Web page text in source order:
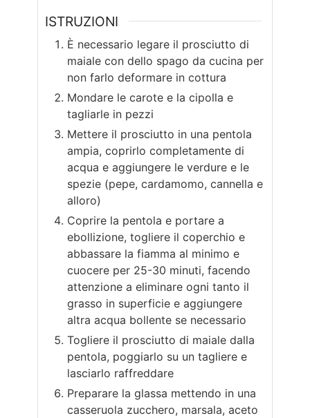
ISTRUZIONI
È necessario legare il prosciutto di
maiale con dello spago da cucina per
non farlo deformare in cottura
Mondare le carote e la cipolla e
tagliarle in pezzi
Mettere il prosciutto in una pentola
ampia, coprirlo completamente di
acqua e aggiungere le verdure e le
spezie (pepe, cardamomo, cannella e
alloro)
Coprire la pentola e portare a
ebollizione, togliere il coperchio e
abbassare la fiamma al minimo e
cuocere per 25-30 minuti, facendo
attenzione a eliminare ogni tanto il
grasso in superficie e aggiungere
altra acqua bollente se necessario
Togliere il prosciutto di maiale dalla
pentola, poggiarlo su un tagliere e
lasciarlo raffreddare
Preparare la glassa mettendo in una
casseruola zucchero, marsala, aceto